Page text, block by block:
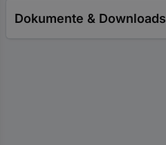
Dokumente & Downloads